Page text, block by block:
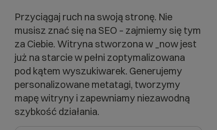
Przyciągaj ruch na swoją stronę. Nie
musisz znać się na SEO – zajmiemy się tym
za Ciebie. Witryna stworzona w _now jest
już na starcie w pełni zoptymalizowana
pod kątem wyszukiwarek. Generujemy
personalizowane metatagi, tworzymy
mapę witryny i zapewniamy niezawodną
szybkość działania.